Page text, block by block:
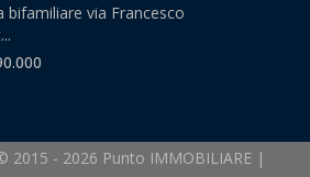
bifamiliare via Francesco
2015 - 2026 Punto IMMOBILIARE |